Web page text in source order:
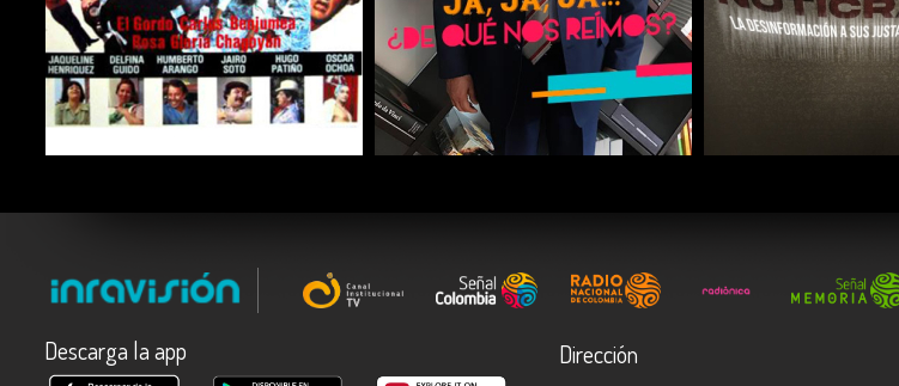
COMPARTIR COMPARTIR
Descarga la app Dirección